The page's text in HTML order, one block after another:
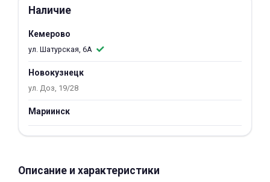
Наличие
Кемерово
ул. Шатурская, 6А
Новокузнецк
ул. Доз, 19/28
Мариинск
Описание и характеристики
об оплате Плайтом